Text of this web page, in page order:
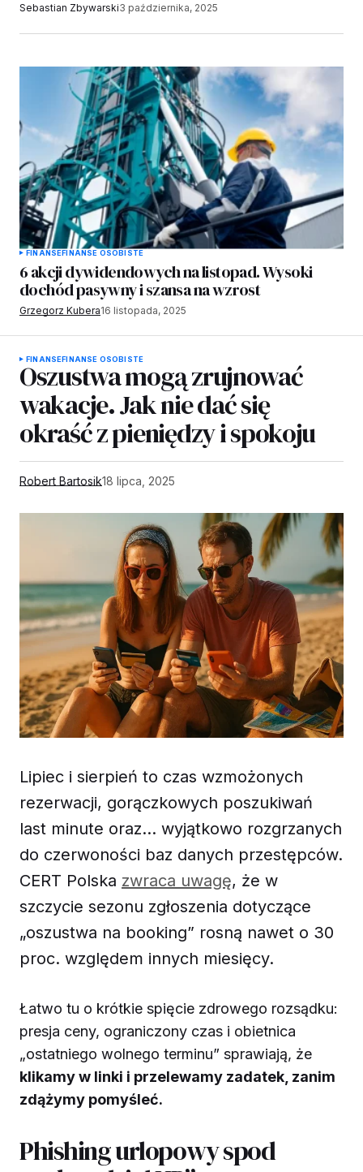
Sebastian Zbywarski3 października, 2025
FINANSEFINANSE OSOBISTE
6 akcji dywidendowych na listopad. Wysoki
dochód pasywny i szansa na wzrost
Grzegorz Kubera16 listopada, 2025
FINANSEFINANSE OSOBISTE
Oszustwa mogą zrujnować
wakacje. Jak nie dać się
okraść z pieniędzy i spokoju
Robert Bartosik18 lipca, 2025
Lipiec i sierpień to czas wzmożonych
rezerwacji, gorączkowych poszukiwań
last minute oraz… wyjątkowo rozgrzanych
do czerwoności baz danych przestępców.
CERT Polska zwraca uwagę, że w
szczycie sezonu zgłoszenia dotyczące
„oszustwa na booking” rosną nawet o 30
proc. względem innych miesięcy.
Łatwo tu o krótkie spięcie zdrowego rozsądku:
presja ceny, ograniczony czas i obietnica
„ostatniego wolnego terminu” sprawiają, że
klikamy w linki i przelewamy zadatek, zanim
zdążymy pomyśleć.
Phishing urlopowy spod